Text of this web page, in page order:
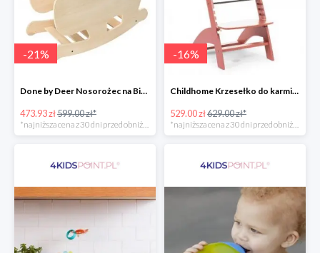
-21%
Done by Deer Nosorożec na Biegunach
473.93 zł599.00 zł*
-16%
Childhome Krzesełko do karmienia Lambda 3 ceglaste
529.00 zł629.00 zł*